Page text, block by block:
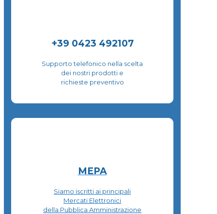
+39 0423 492107
Supporto telefonico nella scelta
dei nostri prodotti e
richieste preventivo
MEPA
Siamo iscritti ai principali
Mercati Elettronici
della Pubblica Amministrazione